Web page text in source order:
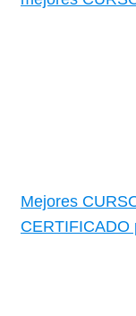
Mejores
CERTIFICADO